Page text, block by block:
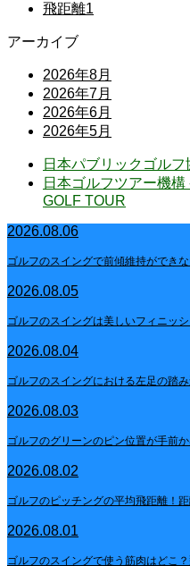
飛距離1
アーカイブ
2026年8月
2026年7月
2026年6月
2026年5月
日本パブリックゴルフ
日本ゴルフツアー機
GOLF TOUR
2026.08.06
ゴルフのスイングで前傾維持ができ
2026.08.05
ゴルフのスイングは美しいフィニッ
2026.08.04
ゴルフのスイングにおける左足の踏
2026.08.03
ゴルフのグリーンのピン位置が手前
2026.08.02
ゴルフのピッチングの平均飛距離！
2026.08.01
ゴルフのスイングで使う筋肉はどこ